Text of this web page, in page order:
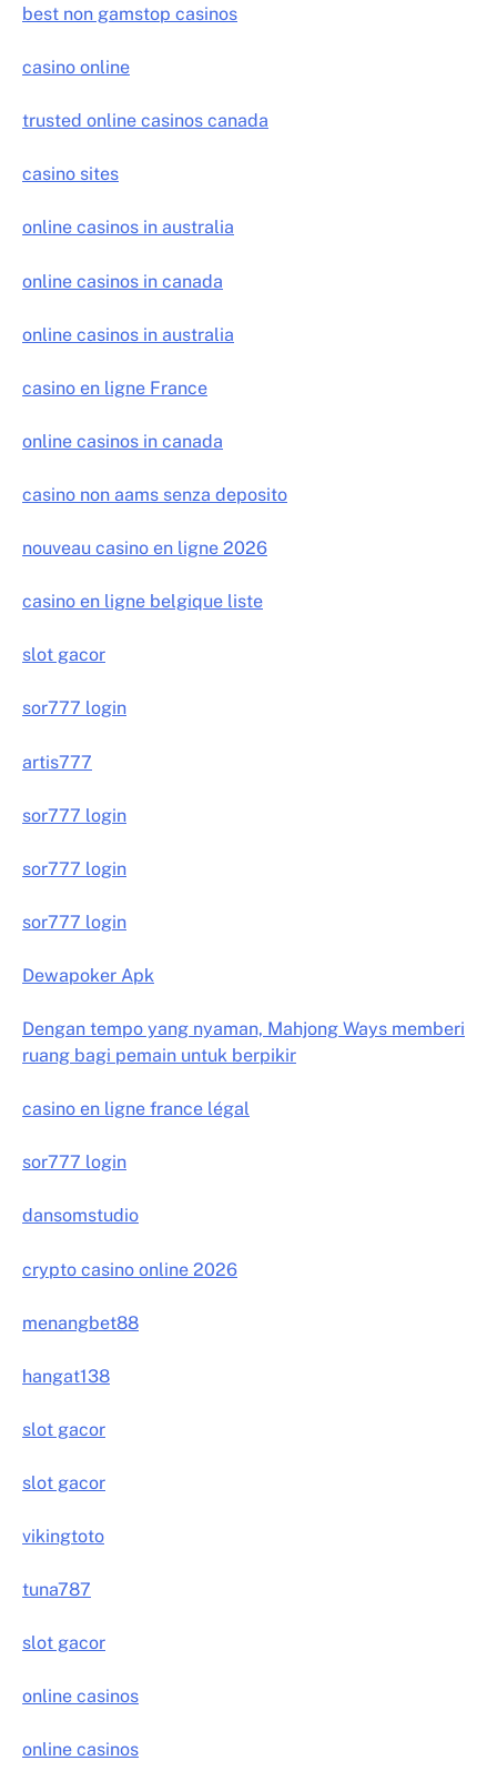
best non gamstop casinos
casino online
trusted online casinos canada
casino sites
online casinos in australia
online casinos in canada
online casinos in australia
casino en ligne France
online casinos in canada
casino non aams senza deposito
nouveau casino en ligne 2026
casino en ligne belgique liste
slot gacor
sor777 login
artis777
sor777 login
sor777 login
sor777 login
Dewapoker Apk
Dengan tempo yang nyaman, Mahjong Ways memberi
ruang bagi pemain untuk berpikir
casino en ligne france légal
sor777 login
dansomstudio
crypto casino online 2026
menangbet88
hangat138
slot gacor
slot gacor
vikingtoto
tuna787
slot gacor
online casinos
online casinos